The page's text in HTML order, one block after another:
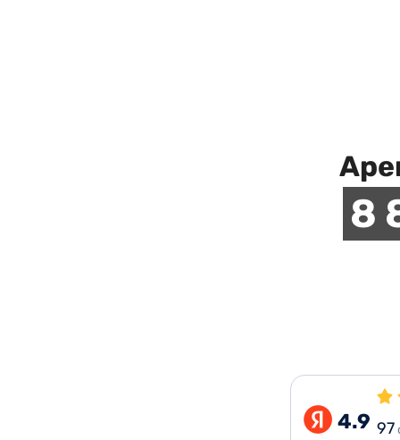
8
4.9 97